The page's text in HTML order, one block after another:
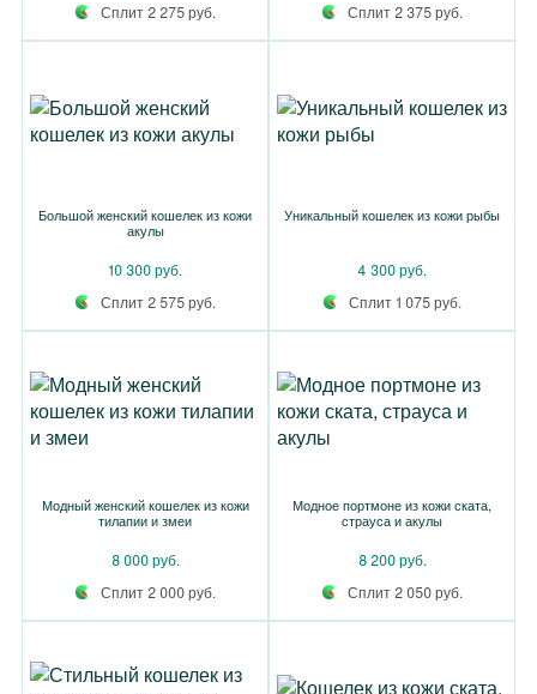
Сплит 2 275 руб.
Сплит 2 375 руб.
Большой женский кошелек из кожи
акулы
10 300 руб.
Сплит 2 575 руб.
Уникальный кошелек из кожи рыбы
4 300 руб.
Сплит 1 075 руб.
Модный женский кошелек из кожи
тилапии и змеи
8 000 руб.
Сплит 2 000 руб.
Модное портмоне из кожи ската,
страуса и акулы
8 200 руб.
Сплит 2 050 руб.